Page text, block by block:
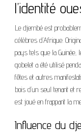
l’identité
Le djembé est
célèbres d’Afrique.
pays tels que la Guinée,
gobelet a été utilisé
fêtes et autres
bois d’un seul tenant et
est joué en frappant la
Influence du